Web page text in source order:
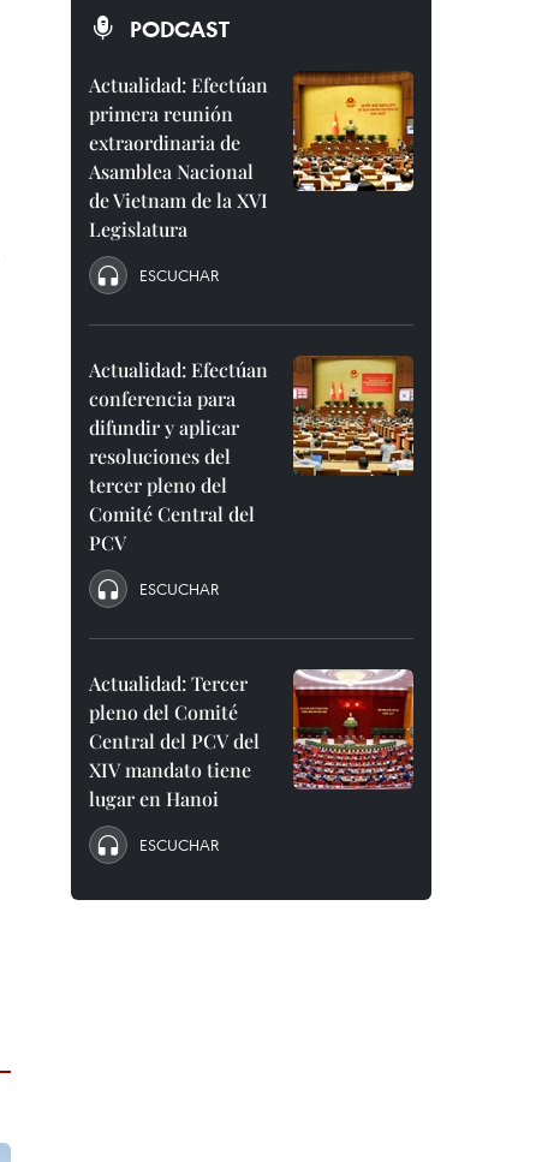
PODCAST
Actualidad: Efectúan
primera reunión
extraordinaria de
Asamblea Nacional
de Vietnam de la XVI
Legislatura
ESCUCHAR
Actualidad: Efectúan
conferencia para
difundir y aplicar
resoluciones del
tercer pleno del
Comité Central del
PCV
ESCUCHAR
Actualidad: Tercer
pleno del Comité
Central del PCV del
XIV mandato tiene
lugar en Hanoi
ESCUCHAR